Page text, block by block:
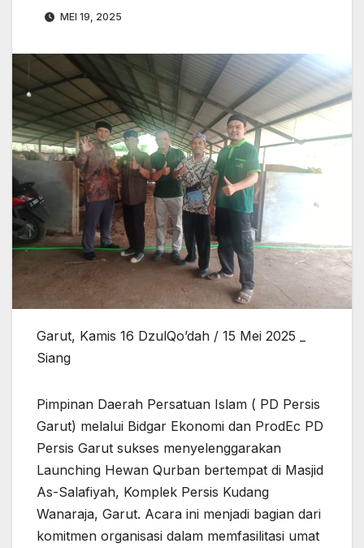
MEI 19, 2025
Garut, Kamis 16 DzulQo’dah / 15 Mei 2025 _
Siang
Pimpinan Daerah Persatuan Islam ( PD Persis
Garut) melalui Bidgar Ekonomi dan ProdEc PD
Persis Garut sukses menyelenggarakan
Launching Hewan Qurban bertempat di Masjid
As-Salafiyah, Komplek Persis Kudang
Wanaraja, Garut. Acara ini menjadi bagian dari
komitmen organisasi dalam memfasilitasi umat